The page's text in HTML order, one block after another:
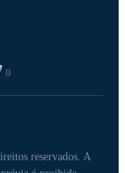
0
reservados. A